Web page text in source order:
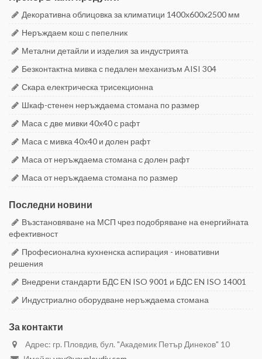
Декоративна облицовка за климатици 1400x600x2500 мм
Неръждаем кош с пепелник
Метални детайли и изделия за индустрията
Безконтактна мивка с педален механизъм AISI 304
Скара електрическа трисекционна
Шкаф-стенен неръждаема стомана по размер
Маса с две мивки 40х40 с рафт
Маса с мивка 40х40 и долен рафт
Маса от неръждаема стомана с долен рафт
Маса от неръждаема стомана по размер
Последни новини
Възстановяване на МСП чрез подобряване на енергийната
ефективност
Професионална кухненска аспирация - иновативни
решения
Внедрени стандарти БДС EN ISO 9001 и БДС EN ISO 14001
Индустриално оборудване неръждаема стомана
За контакти
Адрес: гр. Пловдив, бул. "Академик Петър Динеков" 10